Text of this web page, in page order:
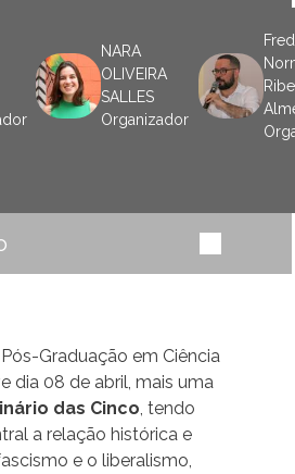
NARA
OLIVEIRA
SALLES
Organizador
Graduação em Ciência
dia 08 de abril, mais uma
das Cinco tendo
a relação histórica e
e o liberalismo,